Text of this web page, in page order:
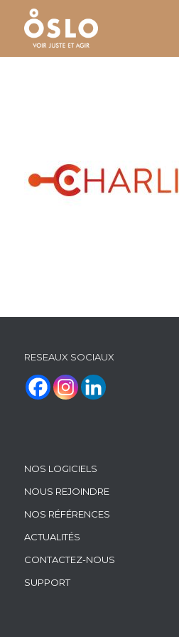
RESEAUX SOCIAUX
NOS LOGICIELS
NOUS REJOINDRE
NOS RÉFÉRENCES
ACTUALITÉS
CONTACTEZ-NOUS
SUPPORT